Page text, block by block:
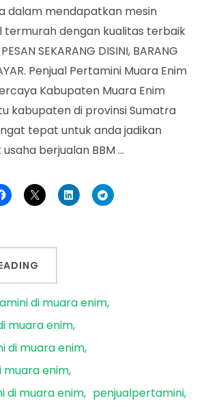
Enim
dalam mendapatkan mesin
termurah dengan kualitas terbaik
SEKARANG DISINI, BARANG
Penjual Pertamini Muara Enim
Kabupaten Muara Enim
kabupaten di provinsi Sumatra
tepat untuk anda jadikan
berjualan BBM …
di muara enim
muara enim
di muara enim
muara enim
di muara enim
penjualpertamini